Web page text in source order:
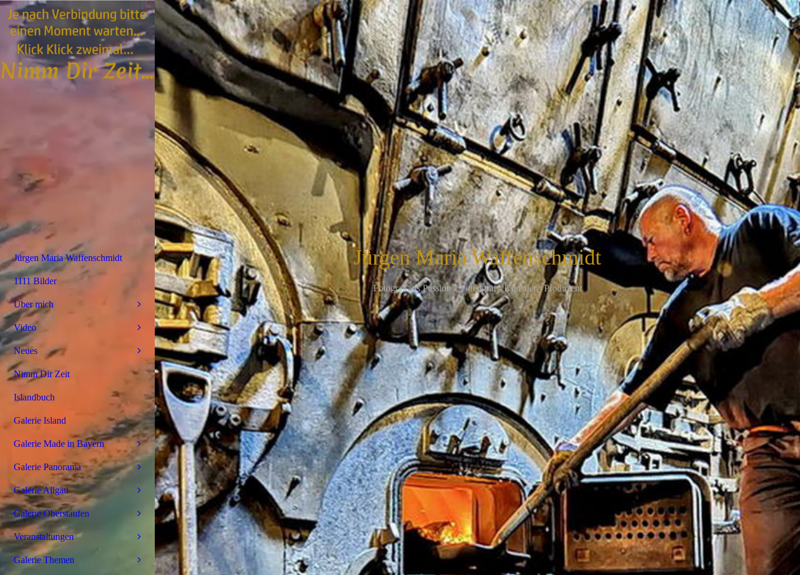
Jürgen Maria Waffenschmidt
Fotograf aus Passion - Videograf - Künstler - Produzent
Jürgen Maria Waffenschmidt
1111 Bilder
Über mich
Video
Neues
Nimm Dir Zeit
Islandbuch
Galerie Island
Galerie Made in Bayern
Galerie Panorama
Galerie Allgäu
Galerie Oberstaufen
Veranstaltungen
Galerie Themen